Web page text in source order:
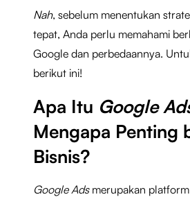
Nah, sebelum menentukan
tepat, Anda perlu memahami
Google dan perbedaannya.
berikut ini!
Apa Itu Google
Mengapa Penting
Bisnis?
Google Adsmerupakan